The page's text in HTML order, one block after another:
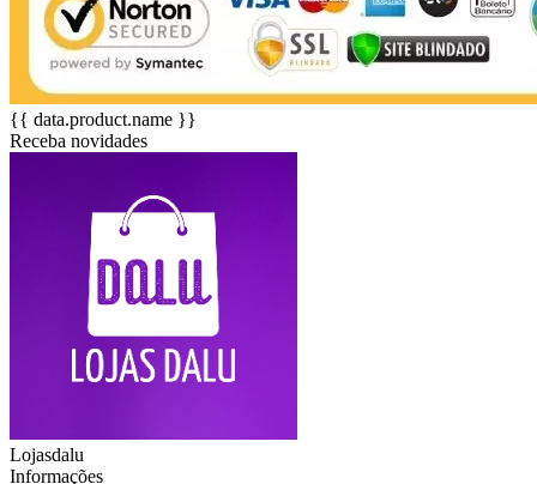
{{ data.product.name }}
Receba novidades
Lojasdalu
Informações